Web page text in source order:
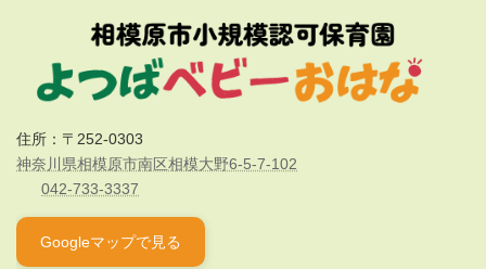
住所：〒252-0303
神奈川県相模原市南区相模大野6-5-7-102
042-733-3337
Googleマップで見る